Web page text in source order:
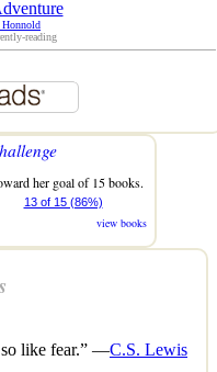
reading
her goal of 15 books.
13 of 15 (86%)
view books
so like fear.” —C.S. Lewis